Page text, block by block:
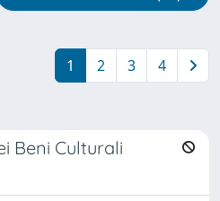
1 2 3 4
Beni Culturali